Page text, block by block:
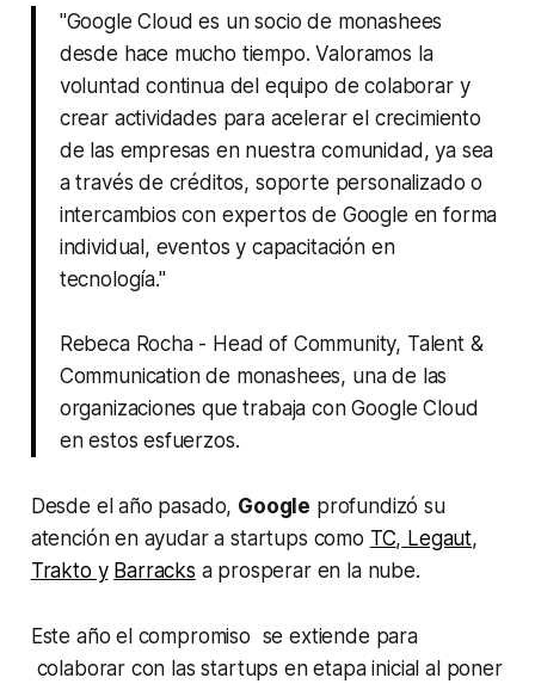
"Google Cloud es un socio de monashees
desde hace mucho tiempo. Valoramos la
voluntad continua del equipo de colaborar y
crear actividades para acelerar el crecimiento
de las empresas en nuestra comunidad, ya sea
a través de créditos, soporte personalizado o
intercambios con expertos de Google en forma
individual, eventos y capacitación en
tecnología."
Rebeca Rocha - Head of Community, Talent &
Communication de monashees, una de las
organizaciones que trabaja con Google Cloud
en estos esfuerzos.
Desde el año pasado, Google profundizó su
atención en ayudar astartups como TC, Legaut,
Trakto y Barracks a prosperar en la nube.
Este año el compromiso se extiende para
colaborar con lasstartups en etapa inicial al poner